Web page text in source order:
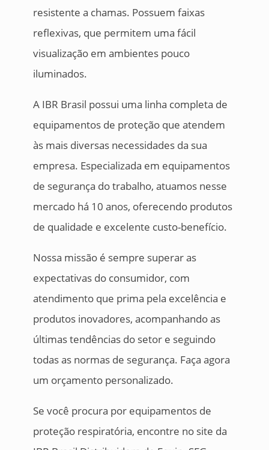
resistente a chamas. Possuem faixas
reflexivas, que permitem uma fácil
visualização em ambientes pouco
iluminados.
A IBR Brasil possui uma linha completa de
equipamentos de proteção que atendem
às mais diversas necessidades da sua
empresa. Especializada em equipamentos
de segurança do trabalho, atuamos nesse
mercado há 10 anos, oferecendo produtos
de qualidade e excelente custo-benefício.
Nossa missão é sempre superar as
expectativas do consumidor, com
atendimento que prima pela excelência e
produtos inovadores, acompanhando as
últimas tendências do setor e seguindo
todas as normas de segurança. Faça agora
um orçamento personalizado.
Se você procura por equipamentos de
proteção respiratória, encontre no site da